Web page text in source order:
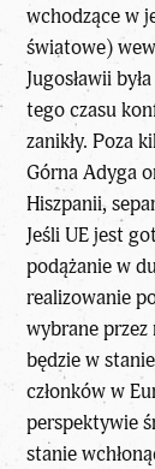
wchodzące w
światowe)
Jugosławii
tego czasu
zanikły. Poza
Górna Adyga
Hiszpanii,
Jeśli UE jest
podążanie w
realizowanie
wybrane przez
będzie w
członków w
perspektywie
stanie